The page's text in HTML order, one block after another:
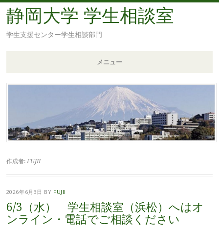
静岡大学 学生相談室
学生支援センター学生相談部門
メニュー
コ
ツ
移
作成者: FUJII
2026年6月3日 BY FUJII
6/3（水） 学生相談室（浜松）へはオ
ンライン・電話でご相談ください